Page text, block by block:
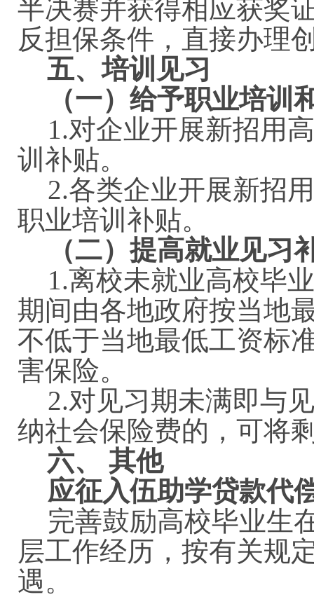
半决赛并获得相应获奖
反担保条件，直接办理
五、培训见习
（一）给予职业培训
1.对企业开展新招用
训补贴。
2.各类企业开展新招
职业培训补贴。
（二）提高就业见习
1.离校未就业高校毕
期间由各地政府按当地
不低于当地最低工资标
害保险。
2.对见习期未满即与
纳社会保险费的，可将
六、
其他
应征入伍助学贷款代
完善鼓励高校毕业生
层工作经历，按有关规
遇。